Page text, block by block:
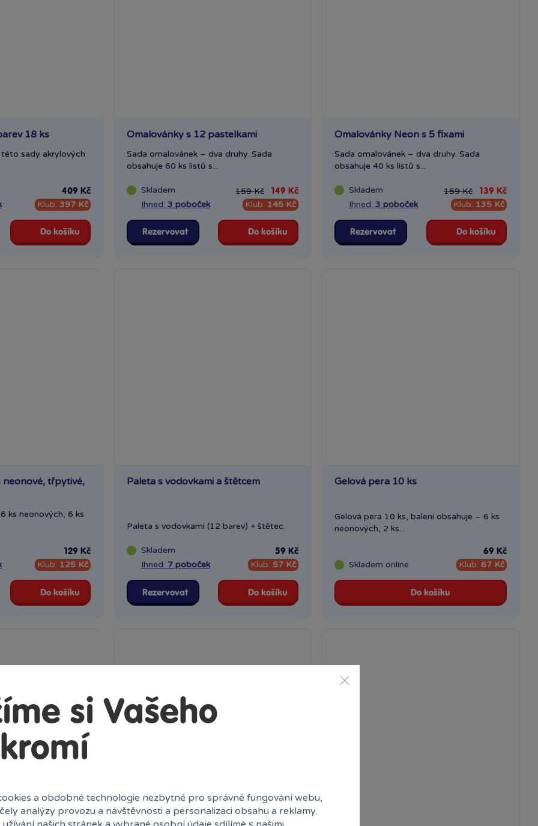
18 ks
sady akrylových
409 Kč
Klub: 397 Kč
Do košíku
Omalovánky s 12 pastelkami
Sada omalovánek – dva druhy. Sada
obsahuje 60 ks listů s...
Skladem
Ihned: 3 poboček
159 Kč 149 Kč
Klub: 145 Kč
Rezervovat Do košíku
Omalovánky Neon s 5 fixami
Sada omalovánek – dva druhy. Sada
obsahuje 40 ks listů s...
Skladem
Ihned:3 poboček
159 Kč 139 Kč
Klub: 135 Kč
Rezervovat Do košíku
neonové, třpytivé,
ks neonových, 6 ks
129 Kč
Klub: 125 Kč
Do košíku
Paleta s vodovkami a štětcem
Paleta s vodovkami (12 barev) + štětec.
Skladem
Ihned: 7 poboček
59 Kč
Klub: 57 Kč
Rezervovat Do košíku
Gelová pera 10 ks
Gelová pera 10 ks, balení obsahuje – 6 ks
neonových, 2 ks...
Skladem online
69 Kč
Klub: 67 Kč
Do košíku
si Vašeho
a obdobné technologie nezbytné pro správné fungování webu,
analýzy provozu a návštěvnosti a personalizaci obsahu a reklamy.